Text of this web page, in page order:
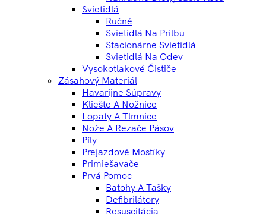
Svietidlá
Ručné
Svietidlá Na Prilbu
Stacionárne Svietidlá
Svietidlá Na Odev
Vysokotlakové Čističe
Zásahový Materiál
Havarijne Súpravy
Kliešte A Nožnice
Lopaty A Tlmnice
Nože A Rezače Pásov
Píly
Prejazdové Mostíky
Primiešavače
Prvá Pomoc
Batohy A Tašky
Defibrilátory
Resuscitácia